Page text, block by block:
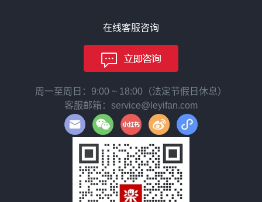
在线客服咨询
周一至周日：9:00 ~ 18:00（法定节假日休息）
客服邮箱：service@leyifan.com